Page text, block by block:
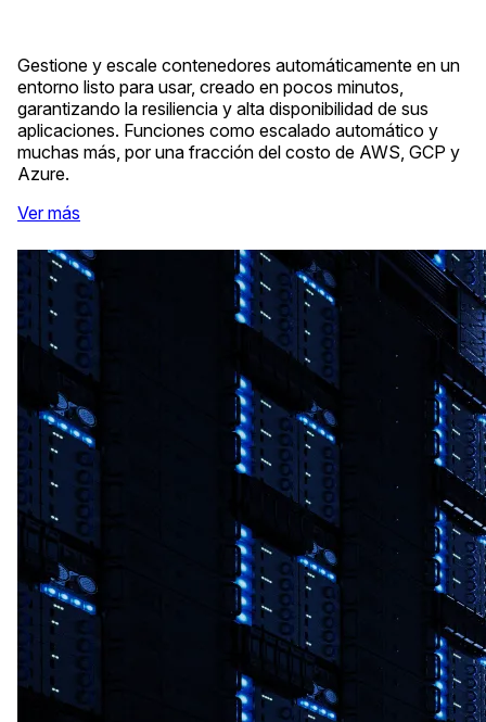
Gestione y escale contenedores automáticamente en un
entorno listo para usar, creado en pocos minutos,
garantizando la resiliencia y alta disponibilidad de sus
aplicaciones. Funciones como escalado automático y
muchas más, por una fracción del costo de AWS, GCP y
Azure.
Ver más